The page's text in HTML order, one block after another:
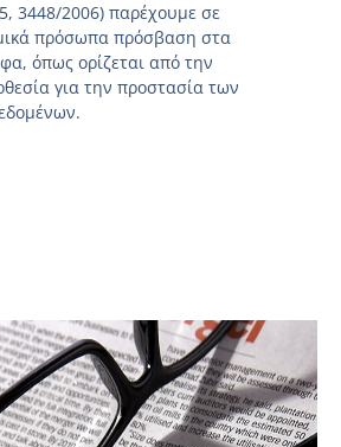
3448/2006) παρέχουμε σε
πρόσωπα πρόσβαση στα
όπως ορίζεται από την
για την προστασία των